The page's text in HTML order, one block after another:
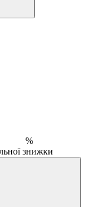
%
знижки